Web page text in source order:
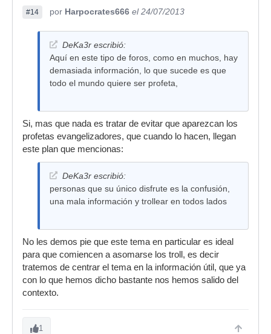
#14 por Harpocrates666 el 24/07/2013
DeKa3r escribió:
Aquí en este tipo de foros, como en muchos, hay
demasiada información, lo que sucede es que
todo el mundo quiere ser profeta,
Si, mas que nada es tratar de evitar que aparezcan los
profetas evangelizadores, que cuando lo hacen, llegan
este plan que mencionas:
DeKa3r escribió:
personas que su único disfrute es la confusión,
una mala información y trollear en todos lados
No les demos pie que este tema en particular es ideal
para que comiencen a asomarse los troll, es decir
tratemos de centrar el tema en la información útil, que ya
con lo que hemos dicho bastante nos hemos salido del
contexto.
1